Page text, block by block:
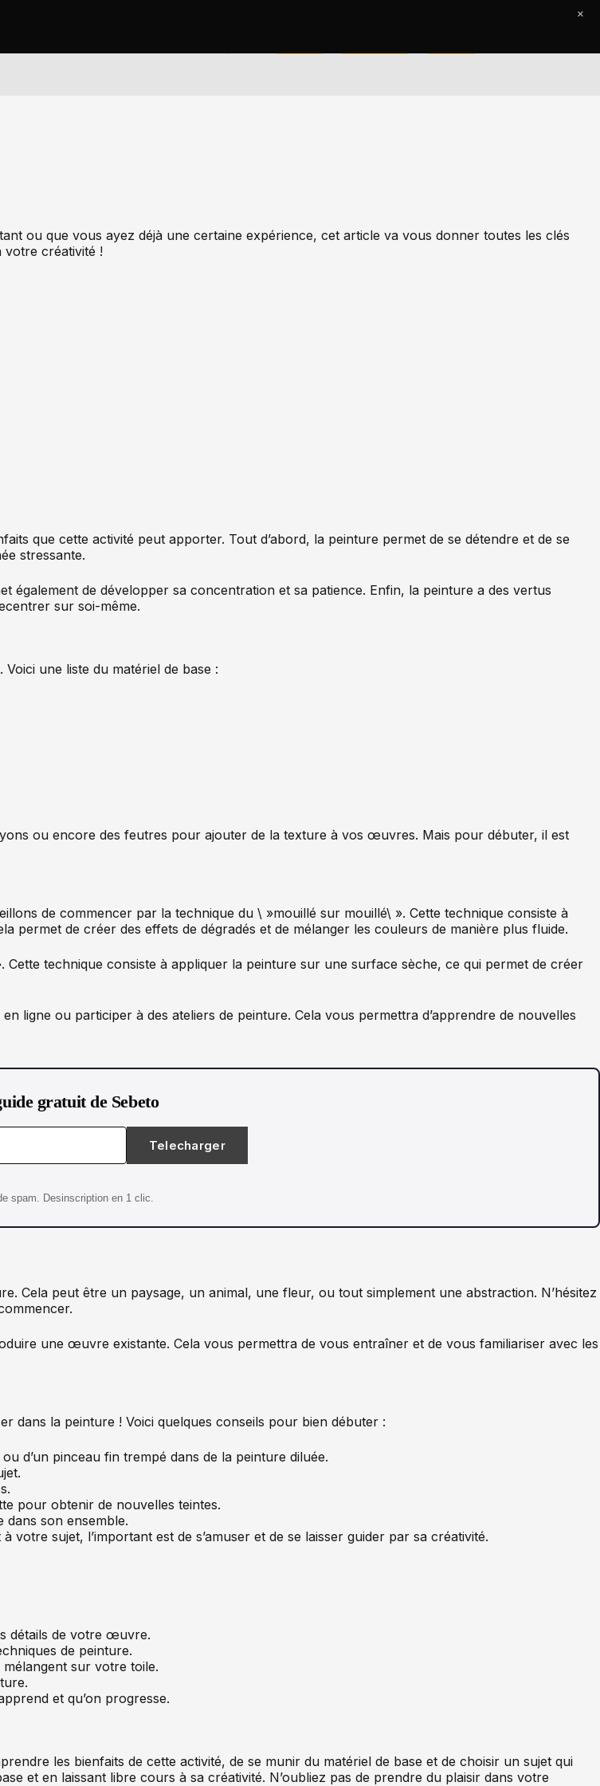
ou que vous ayez déjà une certaine expérience, cet article va vous donner toutes les clés
votre créativité !
que cette activité peut apporter. Tout d’abord, la peinture permet de se détendre et de se
stressante.
également de développer sa concentration et sa patience. Enfin, la peinture a des vertus
sur soi-même.
une liste du matériel de base :
ou encore des feutres pour ajouter de la texture à vos œuvres. Mais pour débuter, il est
de commencer par la technique du \ »mouillé sur mouillé\ ». Cette technique consiste à
permet de créer des effets de dégradés et de mélanger les couleurs de manière plus fluide.
technique consiste à appliquer la peinture sur une surface sèche, ce qui permet de créer
ligne ou participer à des ateliers de peinture. Cela vous permettra d’apprendre de nouvelles
gratuit de Sebeto
Telecharger
spam. Desinscription en 1 clic.
Cela peut être un paysage, un animal, une fleur, ou tout simplement une abstraction. N’hésitez
une œuvre existante. Cela vous permettra de vous entraîner et de vous familiariser avec les
dans la peinture ! Voici quelques conseils pour bien débuter :
d’un pinceau fin trempé dans de la peinture diluée.
pour obtenir de nouvelles teintes.
son ensemble.
sujet, l’important est de s’amuser et de se laisser guider par sa créativité.
détails de votre œuvre.
de peinture.
sur votre toile.
et qu’on progresse.
les bienfaits de cette activité, de se munir du matériel de base et de choisir un sujet qui
et en laissant libre cours à sa créativité. N’oubliez pas de prendre du plaisir dans votre
×